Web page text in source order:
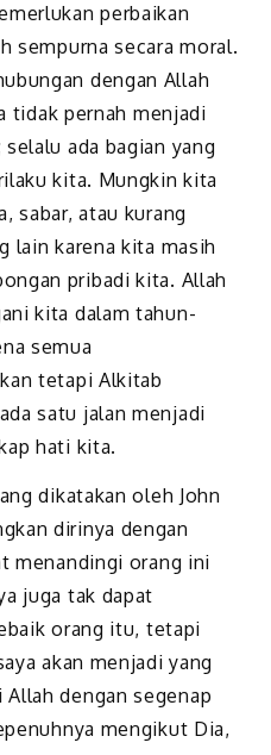
perbaikan
sempurna secara moral.
dengan Allah
tidak pernah menjadi
ada bagian yang
kita. Mungkin kita
sabar, atau kurang
lain karena kita masih
pribadi kita. Allah
kita dalam tahun-
semua
tetapi Alkitab
satu jalan menjadi
hati kita.
dikatakan oleh John
dirinya dengan
menandingi orang ini
juga tak dapat
orang itu, tetapi
akan menjadi yang
dengan segenap
mengikut Dia,